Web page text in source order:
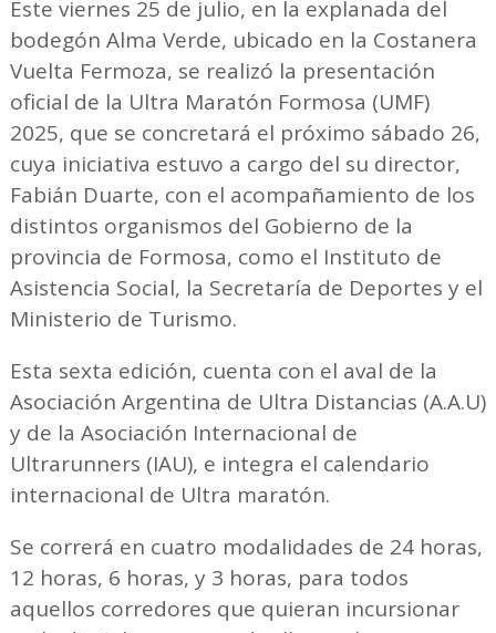
Este viernes 25 de julio, en la explanada del
bodegón Alma Verde, ubicado en la Costanera
Vuelta Fermoza, se realizó la presentación
oficial de la Ultra Maratón Formosa (UMF)
2025, que se concretará el próximo sábado 26,
cuya iniciativa estuvo a cargo del su director,
Fabián Duarte, con el acompañamiento de los
distintos organismos del Gobierno de la
provincia de Formosa, como el Instituto de
Asistencia Social, la Secretaría de Deportes y el
Ministerio de Turismo.
Esta sexta edición, cuenta con el aval de la
Asociación Argentina de Ultra Distancias (A.A.U)
y de la Asociación Internacional de
Ultrarunners (IAU), e integra el calendario
internacional de Ultra maratón.
Se correrá en cuatro modalidades de 24 horas,
12 horas, 6 horas, y 3 horas, para todos
aquellos corredores que quieran incursionar